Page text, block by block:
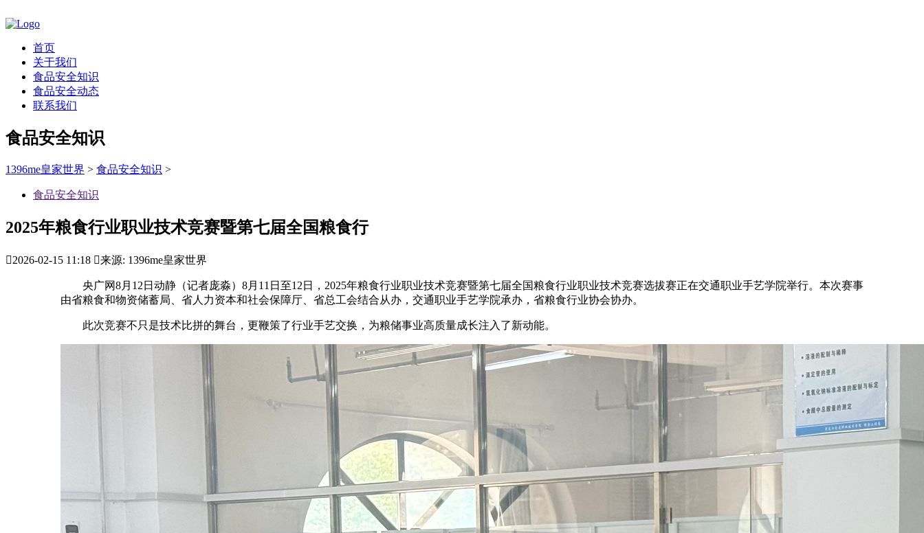
首页
关于我们
食品安全知识
食品安全动态
联系我们
食品安全知识
1396me皇家世界 > 食品安全知识 >
食品安全知识
2025年粮食行业职业技术竞赛暨第七届全国粮食行
2026-02-15 11:18 来源: 1396me皇家世界
央广网8月12日动静（记者庞淼）8月11日至12日，2025年粮食行业职业技术竞赛暨第七届全国粮食行业职业技术竞赛选拔赛正在交通职业手艺学院举行。本次赛事
由省粮食和物资储蓄局、省人力资本和社会保障厅、省总工会结合从办，交通职业手艺学院承办，省粮食行业协会协办。
此次竞赛不只是技术比拼的舞台，更鞭策了行业手艺交换，为粮储事业高质量成长注入了新动能。